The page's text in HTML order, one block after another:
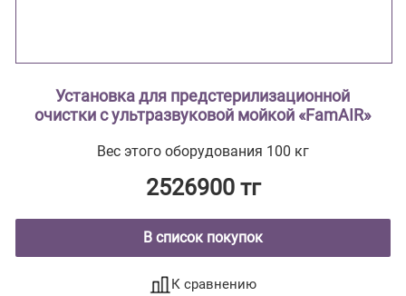
Установка для предстерилизационной
очистки с ультразвуковой мойкой «FamAIR»
Вес этого оборудования 100 кг
2526900 тг
В список покупок
К сравнению